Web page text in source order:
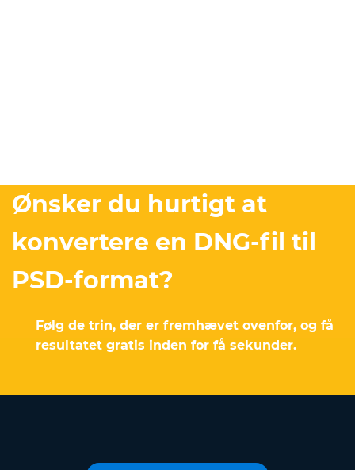
Ønsker du hurtigt at
konvertere en DNG-fil til
PSD-format?
Følg de trin, der er fremhævet ovenfor, og få
resultatet gratis inden for få sekunder.